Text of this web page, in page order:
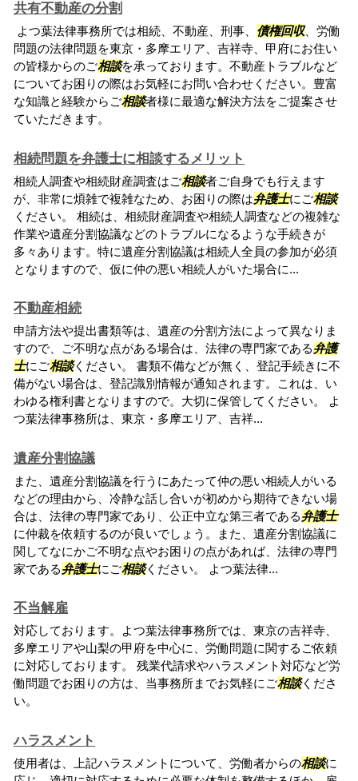
共有不動産の分割
よつ葉法律事務所では相続、不動産、刑事、 債権回収、労働
問題の法律問題を東京・多摩エリア、吉祥寺、甲府にお住い
の皆様からのご相談を承っております。不動産トラブルなど
についてお困りの際はお気軽にお問い合わせください。豊富
な知識と経験からご相談者様に最適な解決方法をご提案させ
ていただきます。
相続問題を弁護士に相談するメリット
相続人調査や相続財産調査はご相談者ご自身でも行えます
が、非常に煩雑で複雑なため、お困りの際は弁護士にご相談
ください。 相続は、相続財産調査や相続人調査などの複雑な
作業や遺産分割協議などのトラブルになるような手続きが
多々あります。特に遺産分割協議は相続人全員の参加が必須
となりますので、仮に仲の悪い相続人がいた場合に...
不動産相続
申請方法や提出書類等は、遺産の分割方法によって異なりま
すので、ご不明な点がある場合は、法律の専門家である弁護
士にご相談ください。 書類不備などが無く、登記手続きに不
備がない場合は、登記識別情報が通知されます。これは、い
わゆる権利書となりますので。大切に保管してください。 よ
つ葉法律事務所は、東京・多摩エリア、吉祥...
遺産分割協議
また、遺産分割協議を行うにあたって仲の悪い相続人がいる
などの理由から、冷静な話し合いが初めから期待できない場
合は、法律の専門家であり、公正中立な第三者である弁護士
に仲裁を依頼するのが良いでしょう。また、遺産分割協議に
関してなにかご不明な点やお困りの点があれば、法律の専門
家である弁護士にご相談ください。 よつ葉法律...
不当解雇
対応しております。よつ葉法律事務所では、東京の吉祥寺、
多摩エリアや山梨の甲府を中心に、労働問題に関するご依頼
に対応しております。 残業代請求やハラスメント対応など労
働問題でお困りの方は、当事務所までお気軽にご相談くださ
い。
ハラスメント
使用者は、上記ハラスメントについて、労働者からの相談に